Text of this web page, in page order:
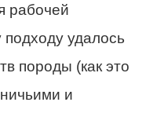
рабочей
удалось
породы (как это
и